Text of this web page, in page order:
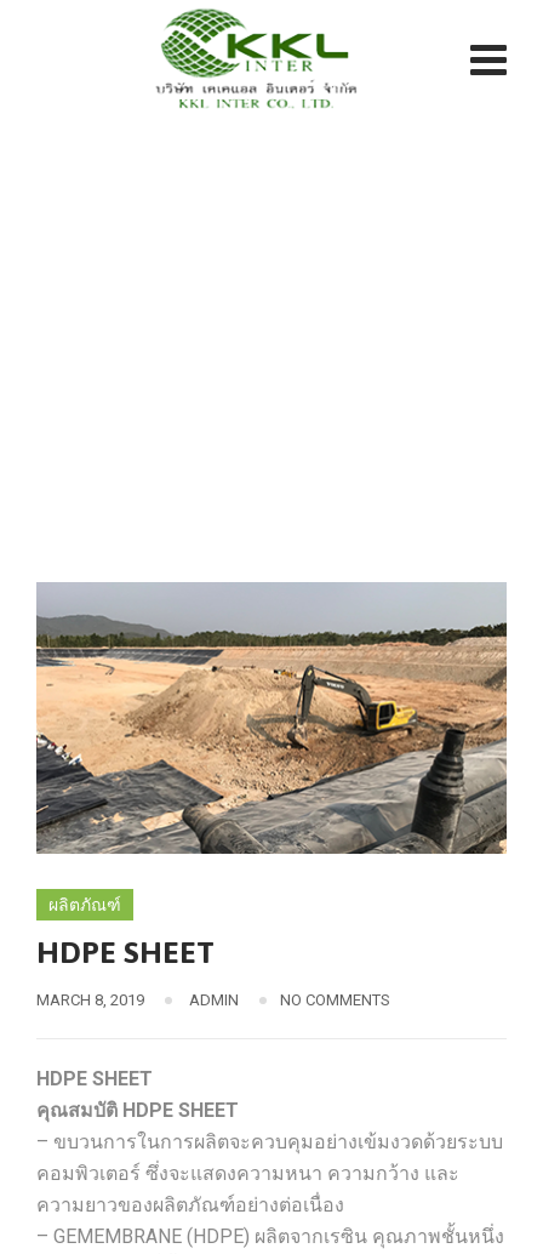
ผลิตภัณฑ์
HDPE SHEET
MARCH 8, 2019 ADMIN NO COMMENTS
HDPE SHEET
คุณสมบัติ HDPE SHEET
– ขบวนการในการผลิตจะควบคุมอย่างเข้มงวดด้วยระบบ
คอมพิวเตอร์ ซึ่งจะแสดงความหนา ความกว้าง และ
ความยาวของผลิตภัณฑ์อย่างต่อเนื่อง
– GEMEMBRANE (HDPE) ผลิตจากเรซิน คุณภาพชั้นหนึ่ง